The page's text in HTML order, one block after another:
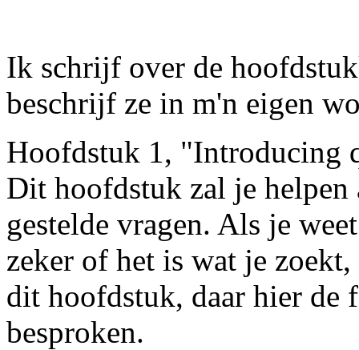
Ik schrijf over de
beschrijf ze in m'n eigen
Hoofdstuk 1, "Introducing
Dit hoofdstuk zal je
gestelde vragen. Als je
zeker of het is wat je
dit hoofdstuk, daar hier de
besproken.